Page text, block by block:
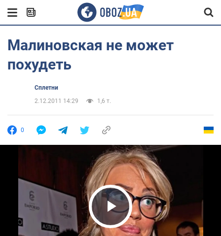
Малиновская не может
похудеть
Сплетни
2.12.2011 14:29
1,6 т.
0
Play Video